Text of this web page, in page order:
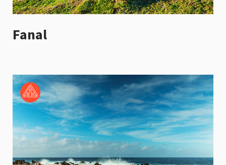
Fanal